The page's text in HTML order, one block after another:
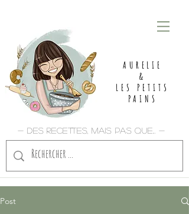
AURELIE
&
LES PETITS
PAINS
- Des recettes, mais pas que... -
Post